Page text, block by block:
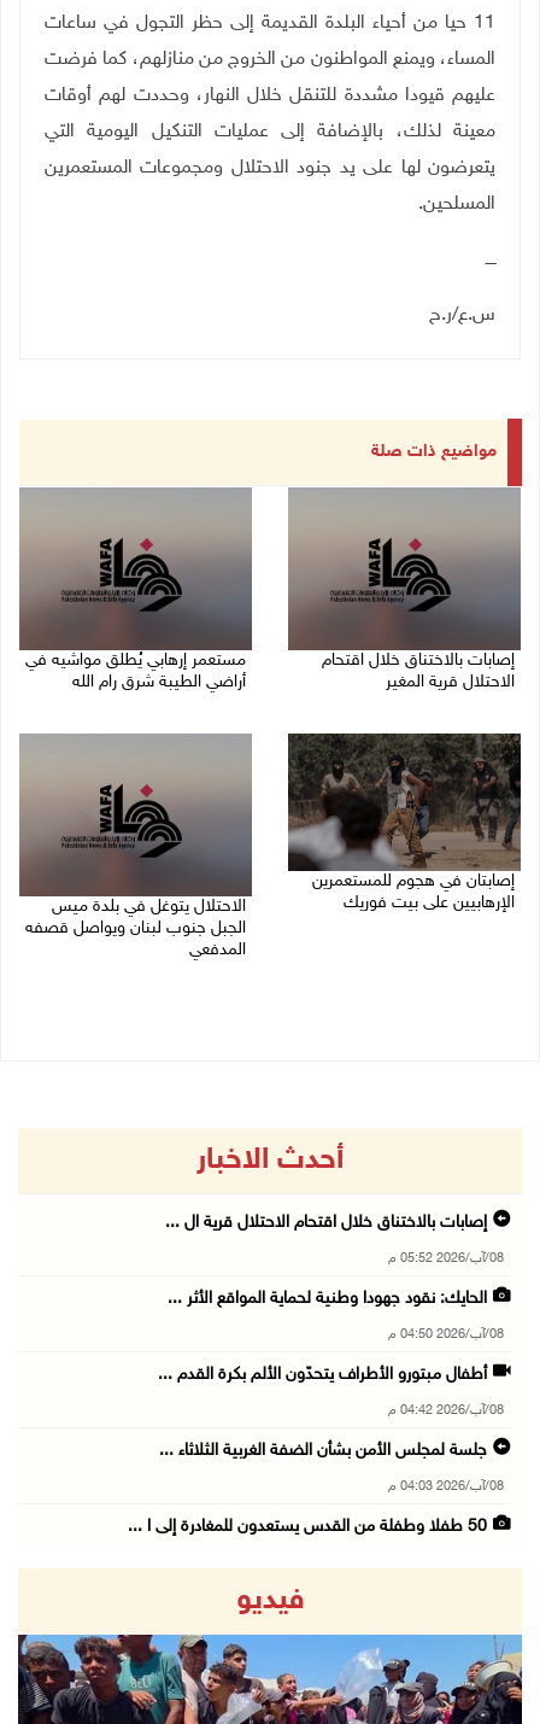
11 حيا من أحياء البلدة القديمة إلى حظر التجول في ساعات
المساء، ويمنع المواطنون من الخروج من منازلهم، كما فرضت
عليهم قيودا مشددة للتنقل خلال النهار، وحددت لهم أوقات
معينة لذلك، بالإضافة إلى عمليات التنكيل اليومية التي
يتعرضون لها على يد جنود الاحتلال ومجموعات المستعمرين
المسلحين.
ــــ
س.ع/ر.ح
مواضيع ذات صلة
إصابات بالاختناق خلال اقتحام
الاحتلال قرية المغير
مستعمر إرهابي يُطلق مواشيه في
أراضي الطيبة شرق رام الله
إصابتان في هجوم للمستعمرين
الإرهابيين على بيت فوريك
الاحتلال يتوغل في بلدة ميس
الجبل جنوب لبنان ويواصل قصفه
المدفعي
أحدث الاخبار
إصابات بالاختناق خلال اقتحام الاحتلال قرية ال ...
08/آب/2026 05:52 م
الحايك: نقود جهودا وطنية لحماية المواقع الأثر ...
08/آب/2026 04:50 م
أطفال مبتورو الأطراف يتحدّون الألم بكرة القدم ...
08/آب/2026 04:42 م
جلسة لمجلس الأمن بشأن الضفة الغربية الثلاثاء ...
08/آب/2026 04:03 م
50 طفلا وطفلة من القدس يستعدون للمغادرة إلى ا ...
مستعمر إرهابي يُطلق مواشيه في أراضي الطيبة شر ...
08/آب/2026 02:37 م
إصابتان في هجوم للمستعمرين الإرهابيين على بيت ...
08/آب/2026 02:26 م
فيديو